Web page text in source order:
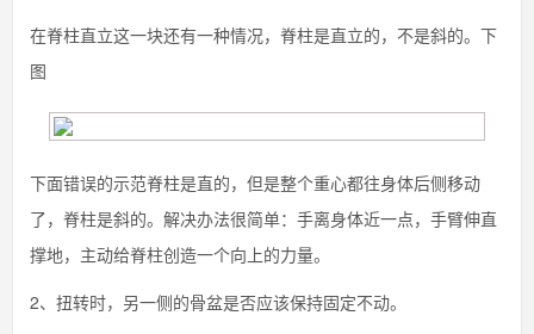
在脊柱直立这一块还有一种情况，脊柱是直立的，不是斜的。下
图
下面错误的示范脊柱是直的，但是整个重心都往身体后侧移动
了，脊柱是斜的。解决办法很简单：手离身体近一点，手臂伸直
撑地，主动给脊柱创造一个向上的力量。
2、扭转时，另一侧的骨盆是否应该保持固定不动。